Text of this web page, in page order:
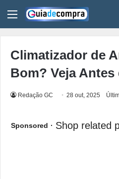
Menu
Climatizador de
Bom? Veja
Redação GC 28 out, 2025